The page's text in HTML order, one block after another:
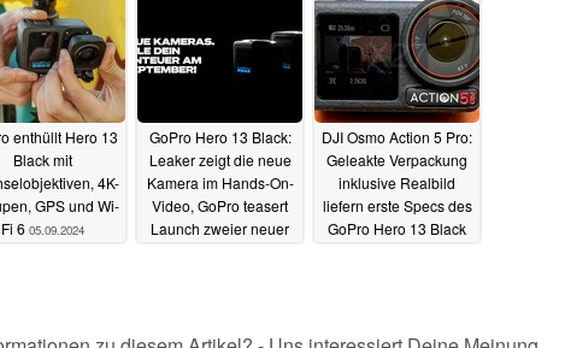
29.09.2024
enthüllt Hero 13
Black mit
4K-
GPS und Wi-
Fi 6 05.09.2024
GoPro Hero 13 Black:
Leaker zeigt die neue
Kamera im Hands-On-
Video, GoPro teasert
Launch zweier neuer
DJI Osmo Action 5 Pro:
Geleakte Verpackung
inklusive Realbild
liefern erste Specs des
GoPro Hero 13 Black